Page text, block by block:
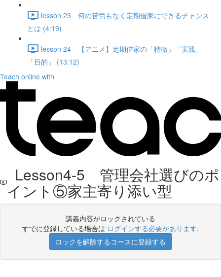
lesson 23 何の苦労もなく定期借家にできるチャンス
とは (4:19)
lesson 24 【アニメ】定期借家の「特徴」「実践」
「目的」 (13:12)
Teach online with
Lesson4-5 管理会社選びのポ
イント⑤家主寄り添い型
講義内容がロックされている
すでに登録している場合は ログインする必要があります.
ロックを解除するコースに登録する